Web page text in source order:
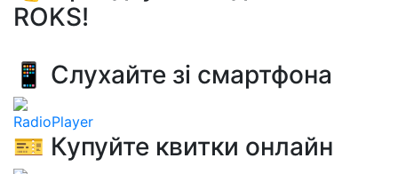
ROKS!
📱 Слухайте зі смартфона
RadioPlayer
🎫 Купуйте квитки онлайн